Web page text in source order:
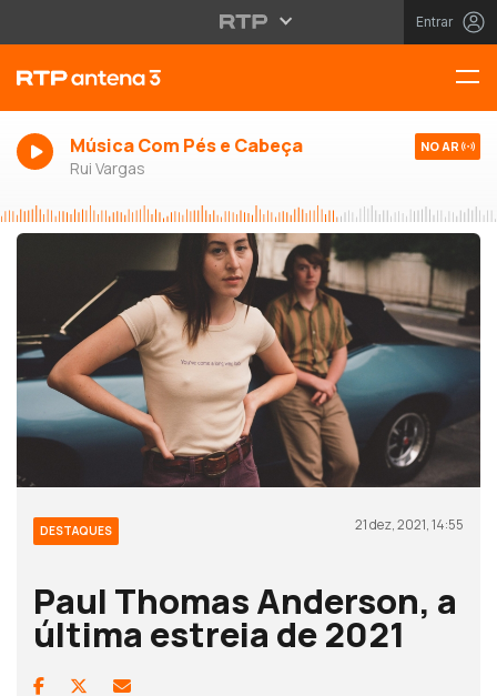
Entrar
Música Com Pés e Cabeça
Rui Vargas
NO AR
DESTAQUES 21 dez, 2021, 14:55
Paul Thomas Anderson, a
última estreia de 2021